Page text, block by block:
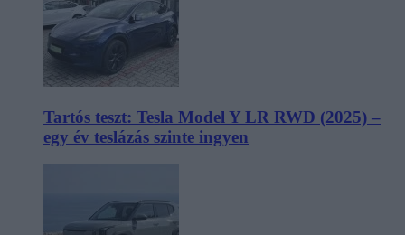
Tartós teszt: Tesla Model Y LR RWD (2025) –
egy év teslázás szinte ingyen